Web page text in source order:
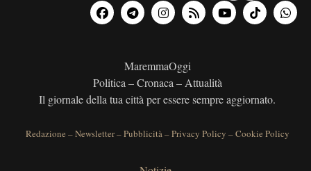
MaremmaOggi
Politica – Cronaca – Attualità
Il giornale della tua città per essere sempre aggiornato.
Redazione –Newsletter–Pubblicità–Privacy Policy –Cookie Policy